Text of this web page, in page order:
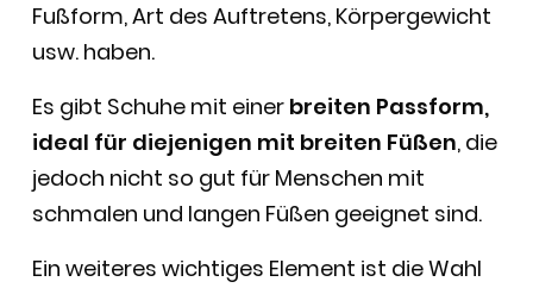
Fußform, Art des Auftretens, Körpergewicht
usw. haben.
Es gibt Schuhe mit einer breiten Passform,
ideal für diejenigen mit breiten Füßen, die
jedoch nicht so gut für Menschen mit
schmalen und langen Füßen geeignet sind.
Ein weiteres wichtiges Element ist die Wahl